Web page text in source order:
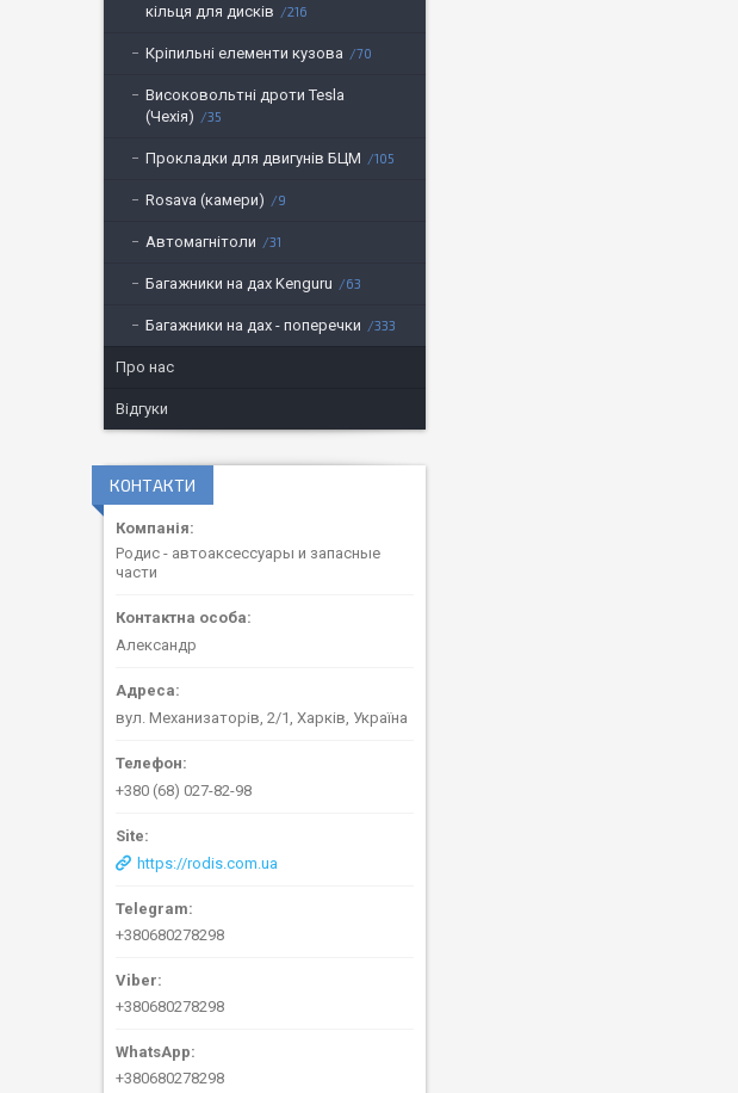
кільця для дисків
216
Кріпильні елементи кузова 70
Високовольтні дроти Tesla
(Чехія)
35
Прокладки для двигунів БЦМ 105
Rosava (камери) 9
Автомагнітоли 31
Багажники на дах Kenguru 63
Багажники на дах - поперечки 333
Про нас
Відгуки
КОНТАКТИ
Родис - автоаксессуары и запасные
части
Александр
вул. Механизаторів, 2/1, Харків, Україна
+380 (68) 027-82-98
https://rodis.com.ua
+380680278298
+380680278298
+380680278298